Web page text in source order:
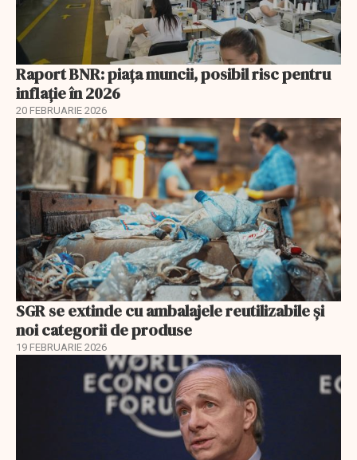
Raport BNR: piața muncii, posibil risc pentru
inflație în 2026
20 FEBRUARIE 2026
SGR se extinde cu ambalajele reutilizabile și
noi categorii de produse
19 FEBRUARIE 2026